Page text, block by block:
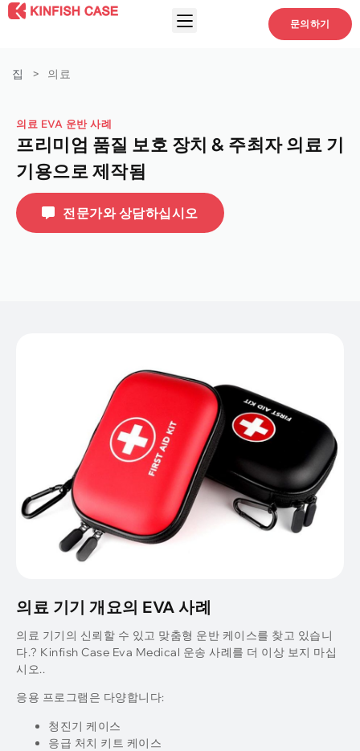
문의하기
집 > 의료
의료 EVA 운반 사례
프리미엄 품질 보호 장치 & 주최자 의료 기
기용으로 제작됨
전문가와 상담하십시오
의료 기기 개요의 EVA 사례
의료 기기의 신뢰할 수 있고 맞춤형 운반 케이스를 찾고 있습니
다.? Kinfish Case Eva Medical 운송 사례를 더 이상 보지 마십
시오..
응용 프로그램은 다양합니다:
청진기 케이스
응급 처치 키트 케이스